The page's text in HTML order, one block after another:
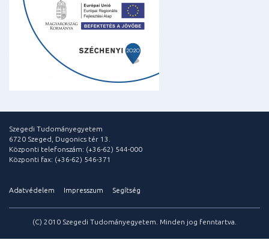
Szegedi Tudományegyetem
6720 Szeged, Dugonics tér 13.
Központi telefonszám: (+36-62) 544-000
Központi fax: (+36-62) 546-371
Adatvédelem Impresszum Segítség
(C) 2010 Szegedi Tudományegyetem. Minden jog fenntartva.